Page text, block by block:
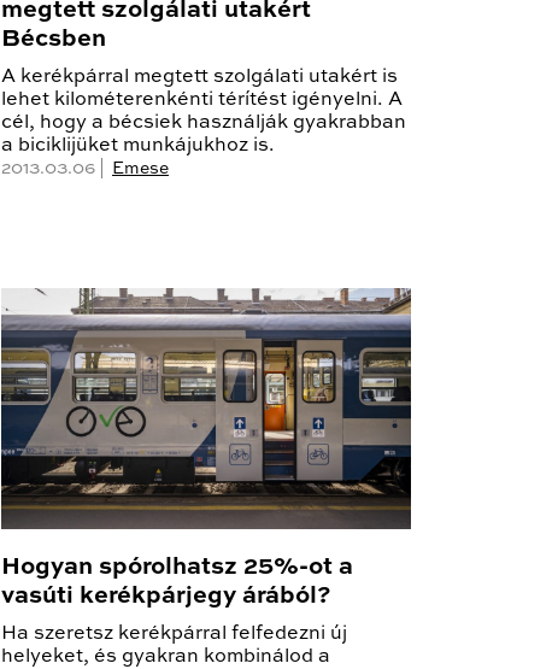
megtett szolgálati utakért
Bécsben
A kerékpárral megtett szolgálati utakért is
lehet kilométerenkénti térítést igényelni. A
cél, hogy a bécsiek használják gyakrabban
a biciklijüket munkájukhoz is.
2013.03.06 | Emese
Hogyan spórolhatsz 25%-ot a
vasúti kerékpárjegy árából?
Ha szeretsz kerékpárral felfedezni új
helyeket, és gyakran kombinálod a